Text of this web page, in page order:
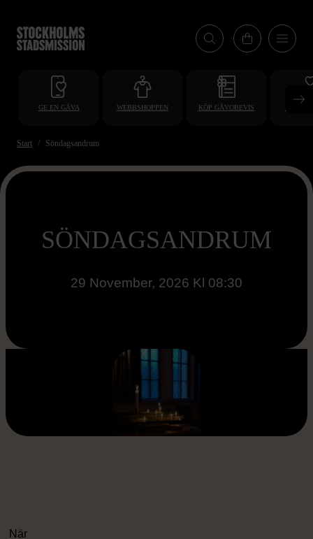
till
huvudinnehåll
GE EN GÅVA WEBBSHOPPEN KÖP GÅVOBEVIS
Start Söndagsandrum
SÖNDAGSANDRUM
29 November, 2026 Kl 08:30
När